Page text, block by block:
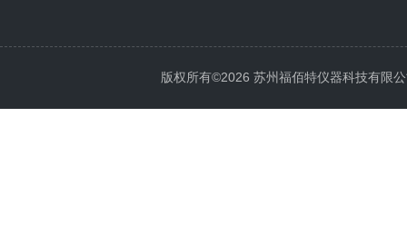
版权所有©2026 苏州福佰特仪器科技有限